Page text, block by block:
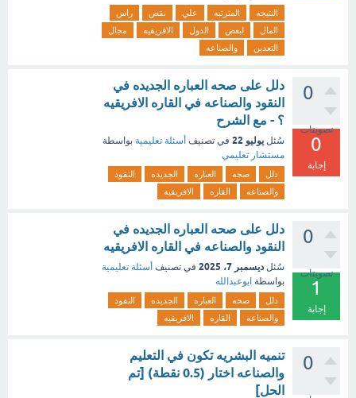
النتيجه المترتبه علي نقص
راس
المال
لبعض الدول الافريقيه
مجال
التعدين
والصناعه
0
تصويتات
0
إجابة
دلل على صحه العباره الجديده في
النقود والصناعه في القاره الافريقيه
؟ - مع الشرح
سُئل يوليو 22 في تصنيف أسئلة تعليمية بواسطة
مستشار تعليمي
دلل صحه العباره الجديده
النقود
والصناعه
القاره الافريقيه
0
تصويتات
1
إجابة
دلل على صحه العباره الجديده في
النقود والصناعه في القاره الافريقيه
سُئل ديسمبر 7، 2025 في تصنيف أسئلة تعليمية
بواسطة ابوعبدالله
دلل صحه العباره الجديده
النقود
والصناعه
القاره الافريقيه
0
تنميه البشريه تكون في التعليم
والصناعه اختار (0.5 نقطة) [تم
الحل]